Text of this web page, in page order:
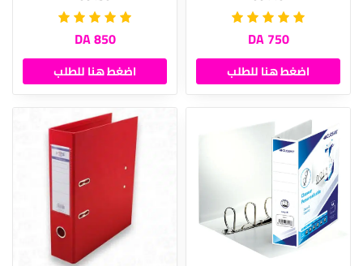
750 DA
اضغط هنا للطلب
850 DA
اضغط هنا للطلب